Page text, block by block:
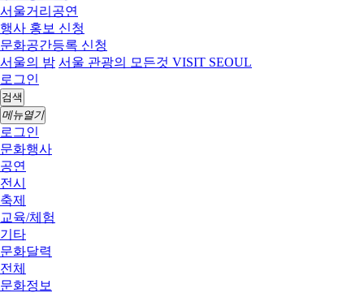
서울거리공연
행사 홍보 신청
문화공간등록 신청
서울의 밤 서울 관광의 모든것 VISIT SEOUL
로그인
검색
메뉴열기
로그인
문화행사
공연
전시
축제
교육/체험
기타
문화달력
전체
문화정보